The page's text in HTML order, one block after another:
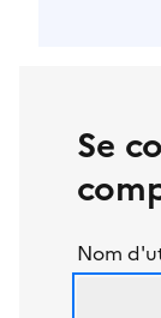
Se
Nom